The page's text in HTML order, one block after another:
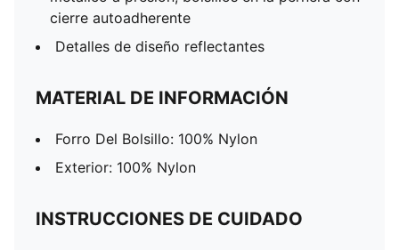
cierre autoadherente
Detalles de diseño reflectantes
MATERIAL DE INFORMACIÓN
Forro Del Bolsillo: 100% Nylon
Exterior: 100% Nylon
INSTRUCCIONES DE CUIDADO